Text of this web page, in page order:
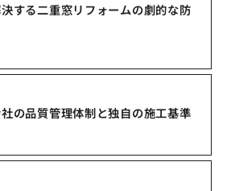
する二重窓リフォームの劇的な防
の品質管理体制と独自の施工基準